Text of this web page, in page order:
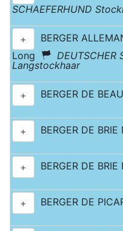
SCHAEFERHUND
+
BERGER
Long
DEUTSCHER
Langstockhaar
+ BERGER DE
+ BERGER DE
+ BERGER DE BRIE
+ BERGER DE